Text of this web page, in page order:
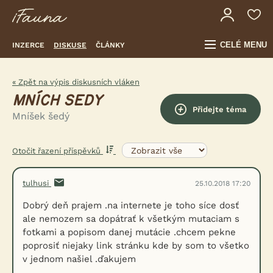
INZERCE DISKUSE ČLÁNKY CELÉ MENU
« Zpět na výpis diskusních vláken
MNÍCH SEDY
Mníšek šedý
Přidejte téma
Otočit řazení příspěvků
tulhusi 25.10.2018 17:20
Dobrý deň prajem .na internete je toho síce dosť
ale nemozem sa dopátrať k všetkým mutaciam s
fotkami a popisom danej mutácie .chcem pekne
poprosiť niejaky link stránku kde by som to všetko
v jednom našiel .ďakujem